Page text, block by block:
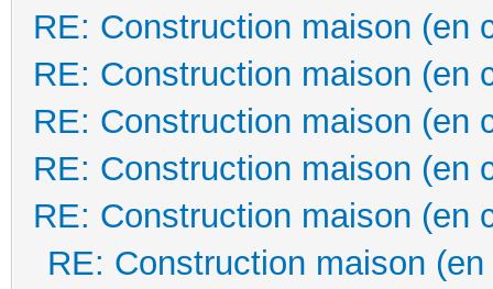
RE: Construction maison (en
RE: Construction maison (en
RE: Construction maison (en
RE: Construction maison (en
RE: Construction maison (en
RE: Construction maison